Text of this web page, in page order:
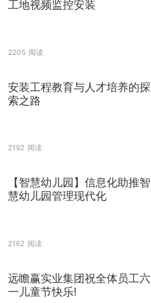
工地视频监控安装
2205 阅读
安装工程教育与人才培养的探
索之路
2192 阅读
【智慧幼儿园】信息化助推智
慧幼儿园管理现代化
2162 阅读
远瞻赢实业集团祝全体员工六
一儿童节快乐!